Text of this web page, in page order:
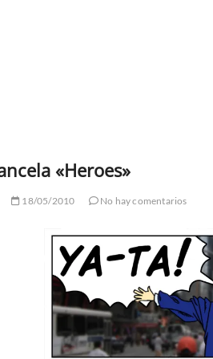
«Heroes»
18/05/2010 No hay comentarios